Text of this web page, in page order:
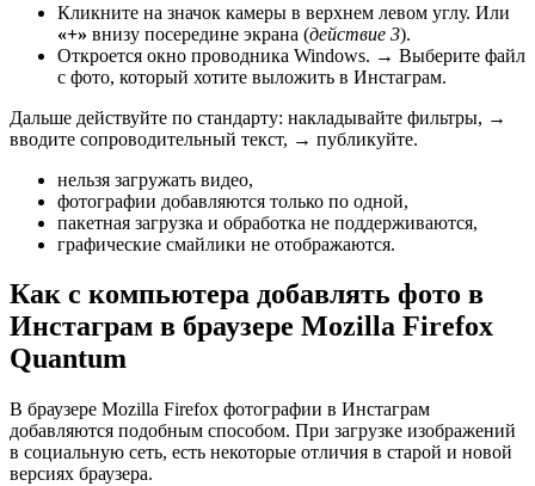
Кликните на значок камеры в верхнем левом углу. Или
«+» внизу посередине экрана (действие 3).
Откроется окно проводника Windows. → Выберите файл
с фото, который хотите выложить в Инстаграм.
Дальше действуйте по стандарту: накладывайте фильтры, →
вводите сопроводительный текст, → публикуйте.
нельзя загружать видео,
фотографии добавляются только по одной,
пакетная загрузка и обработка не поддерживаются,
графические смайлики не отображаются.
Как с компьютера добавлять фото в
Инстаграм в браузере Mozilla Firefox
Quantum
В браузере Mozilla Firefox фотографии в Инстаграм
добавляются подобным способом. При загрузке изображений
в социальную сеть, есть некоторые отличия в старой и новой
версиях браузера.